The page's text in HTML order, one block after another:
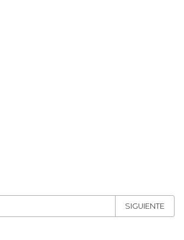
SIGUIENTE